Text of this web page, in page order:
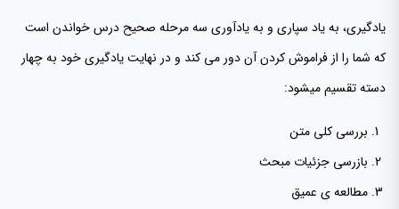
یادگیری، به یاد سپاری و به یادآوری سه مرحله صحیح درس خواندن است
که شما را از فراموش کردن آن دور می کند و در نهایت یادگیری خود به چهار
دسته تقسیم میشود:
بررسی کلی متن
بازرسی جزئیات مبحث
مطالعه ی عمیق